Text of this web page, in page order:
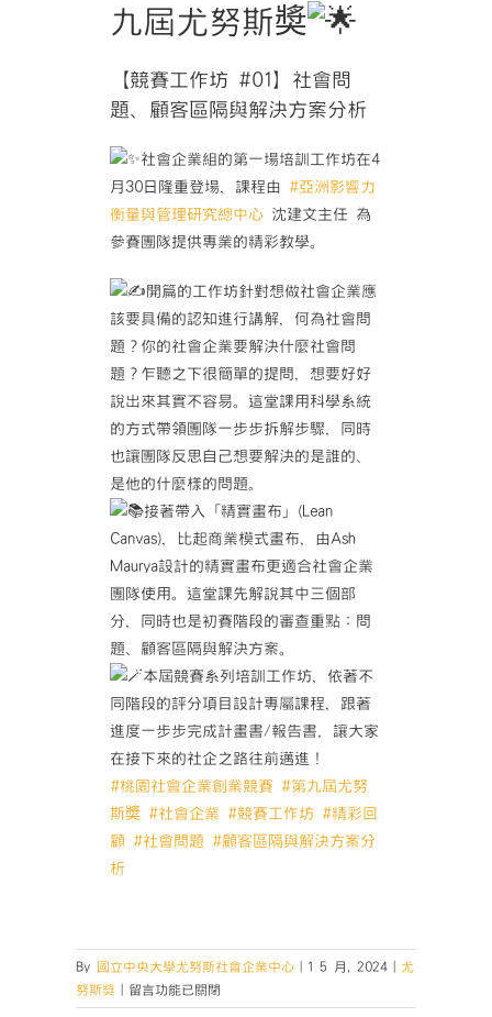
九屆尤努斯奬
【競賽工作坊 #01】社會問
題、顧客區隔與解決方案分析
社會企業組的第一場培訓工作坊在4
月30日隆重登場，課程由 #亞洲影響力
衡量與管理研究總中心沈建文主任 為
參賽團隊提供專業的精彩教學。
開篇的工作坊針對想做社會企業應
該要具備的認知進行講解，何為社會問
題？你的社會企業要解決什麼社會問
題？乍聽之下很簡單的提問，想要好好
說出來其實不容易。這堂課用科學系統
的方式帶領團隊一步步拆解步驟，同時
也讓團隊反思自己想要解決的是誰的、
是他的什麼樣的問題。
接著帶入「精實畫布」(Lean
Canvas)，比起商業模式畫布，由Ash
Maurya設計的精實畫布更適合社會企業
團隊使用。這堂課先解說其中三個部
分，同時也是初賽階段的審查重點：問
題、顧客區隔與解決方案。
本屆競賽系列培訓工作坊，依著不
同階段的評分項目設計專屬課程，跟著
進度一步步完成計畫書/報告書，讓大家
在接下來的社企之路往前邁進！
#桃園社會企業創業競賽
#第九屆尤努
斯奬 #社會企業 #競賽工作坊
#精彩回
顧
#社會問題
#顧客區隔與解決方案分
析
By 國立中央大學尤努斯社會企業中心 1 5 月, 2024
尤
努斯獎
在
〈2024
留言功能已關閉